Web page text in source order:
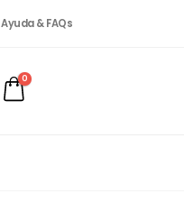
Ayuda & FAQs
0